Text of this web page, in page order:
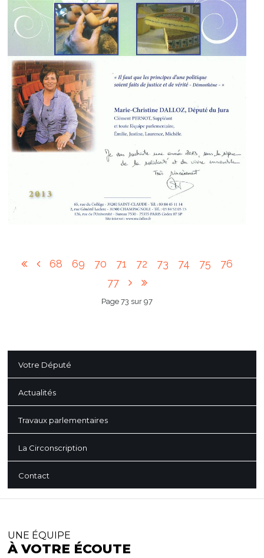
Page 73 sur 97
68 69 70 71 72 73 74 75
76
77
Votre Député
Actualités
Travaux parlementaires
La Circonscription
Contact
UNE ÉQUIPE
À VOTRE ÉCOUTE